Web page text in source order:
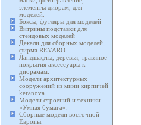
элементы диорам, для
моделей.
Боксы, футляры для моделей
Витрины подставки для
стендовых моделей
Декали для сборных моделей,
фирма REVARO
Ландшафты, деревья, травяное
покрытия аксессуары к
диорамам.
Модели архитектурных
сооружений из мини кирпичей
keranova.
Модели строений и техники
«Умная бумага».
Сборные модели восточной
Европы.